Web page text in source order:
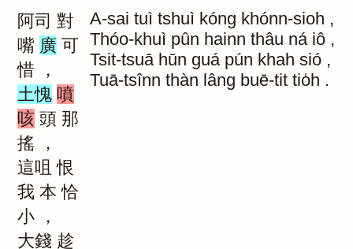
阿司 對
嘴 廣 可
惜
，
土愧 噴
咳 頭 那
搖
，
這咀 恨
我 本 恰
小
，
大錢 趁
A-sai tuì tshuì kóng khónn-sioh ,
Thóo-khuì pûn hainn thâu ná iô ,
Tsit-tsuā hūn guá pún khah sió ,
Tuā-tsînn thàn lâng buē-tit tio̍h .